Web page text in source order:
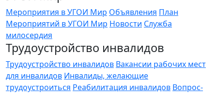
Мероприятия в УГОИ Мир Объявления План
Мероприятий в УГОИ Мир Новости Служба
милосердия
Трудоустройство инвалидов
Трудоустройство инвалидов Вакансии рабочих мест
для инвалидов Инвалиды, желающие
трудоустроиться Реабилитация инвалидов Вопрос-